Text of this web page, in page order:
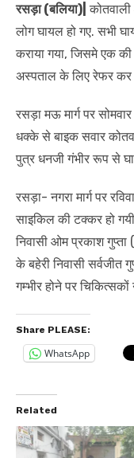
रसड़ा (बलिया)|
लोग घायल हो गए. सभी
कराया गया, जिसमे एक की
अस्पताल के लिए रेफर कर
रसड़ा मऊ मार्ग पर
धक्के से बाइक सवार
पुत्र धनजी गंभीर रूप से
रसड़ा- नगरा मार्ग पर
साइकिल की टक्कर हो
निवासी ओम प्रकाश गुप्ता
के बहेरी निवासी सर्वजीत
गम्भीर होने पर
Share PLEASE:
WhatsApp
Related